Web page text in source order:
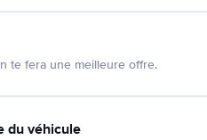
te fera une meilleure offre.
du véhicule